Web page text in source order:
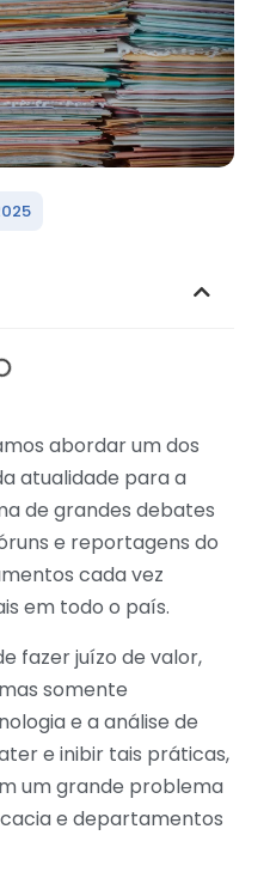
abordar um dos
atualidade para a
de grandes debates
e reportagens do
cada vez
em todo o país.
fazer juízo de valor,
somente
e a análise de
e inibir tais práticas,
um grande problema
e departamentos